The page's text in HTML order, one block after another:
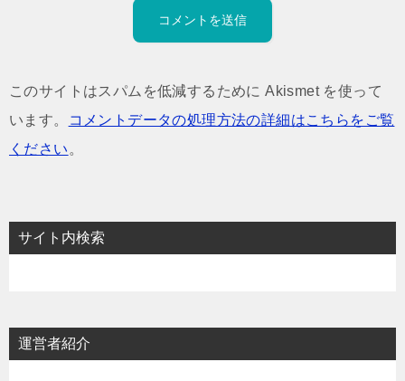
このサイトはスパムを低減するために Akismet を使って
います。
コメントデータの処理方法の詳細はこちらをご覧
ください 。
サイト内検索
運営者紹介